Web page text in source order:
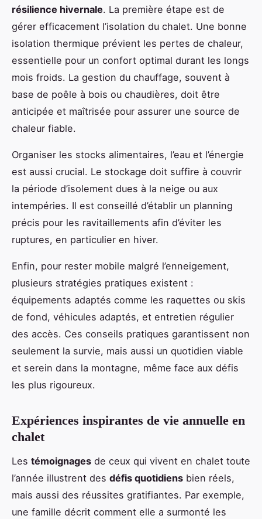
résilience hivernale. La première étape est de
gérer efficacement l’isolation du chalet. Une bonne
isolation thermique prévient les pertes de chaleur,
essentielle pour un confort optimal durant les longs
mois froids. La gestion du chauffage, souvent à
base de poêle à bois ou chaudières, doit être
anticipée et maîtrisée pour assurer une source de
chaleur fiable.
Organiser les stocks alimentaires, l’eau et l’énergie
est aussi crucial. Le stockage doit suffire à couvrir
la période d’isolement dues à la neige ou aux
intempéries. Il est conseillé d’établir un planning
précis pour les ravitaillements afin d’éviter les
ruptures, en particulier en hiver.
Enfin, pour rester mobile malgré l’enneigement,
plusieurs stratégies pratiques existent :
équipements adaptés comme les raquettes ou skis
de fond, véhicules adaptés, et entretien régulier
des accès. Ces conseils pratiques garantissent non
seulement la survie, mais aussi un quotidien viable
et serein dans la montagne, même face aux défis
les plus rigoureux.
Expériences inspirantes de vie annuelle en
chalet
Les témoignages de ceux qui vivent en chalet toute
l’année illustrent des défis quotidiens bien réels,
mais aussi des réussites gratifiantes. Par exemple,
une famille décrit comment elle a surmonté les